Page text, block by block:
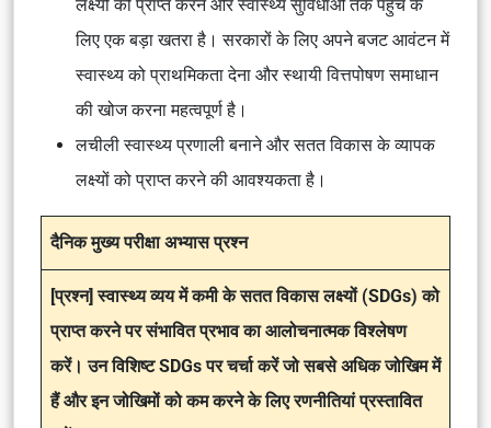
लक्ष्यों को प्राप्त करने और स्वास्थ्य सुविधाओं तक पहुँच के
लिए एक बड़ा खतरा है। सरकारों के लिए अपने बजट आवंटन में
स्वास्थ्य को प्राथमिकता देना और स्थायी वित्तपोषण समाधान
की खोज करना महत्वपूर्ण है।
लचीली स्वास्थ्य प्रणाली बनाने और सतत विकास के व्यापक
लक्ष्यों को प्राप्त करने की आवश्यकता है।
दैनिक मुख्य परीक्षा अभ्यास प्रश्न
[प्रश्न] स्वास्थ्य व्यय में कमी के सतत विकास लक्ष्यों (SDGs) को
प्राप्त करने पर संभावित प्रभाव का आलोचनात्मक विश्लेषण
करें। उन विशिष्ट SDGs पर चर्चा करें जो सबसे अधिक जोखिम में
हैं और इन जोखिमों को कम करने के लिए रणनीतियां प्रस्तावित